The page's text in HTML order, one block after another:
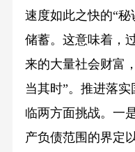
速度如此之快的“
储蓄。这意味着，
来的大量社会财富
当其时”。推进落
临两方面挑战。一
产负债范围的界定